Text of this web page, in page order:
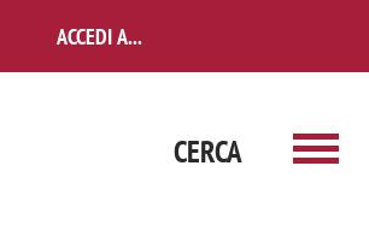
ACCEDI A...
CERCA